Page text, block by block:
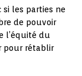
si les parties ne
de pouvoir
l’équité du
pour rétablir